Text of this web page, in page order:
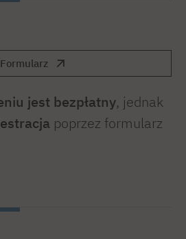
Formularz
jest bezpłatny, jednak
poprzez formularz